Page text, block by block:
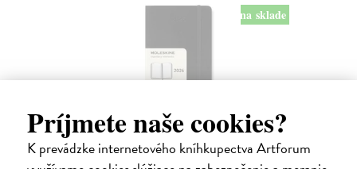
Príjmete naše cookies?
K prevádzke internetového kníhkupectva Artforum
na sklade
Diár Moleskine 2026 - mäkké dosky, S,
denný, čierny